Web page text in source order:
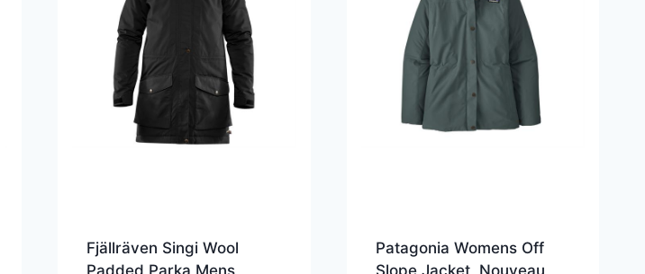
Fjällräven Singi Wool
Patagonia Womens Off